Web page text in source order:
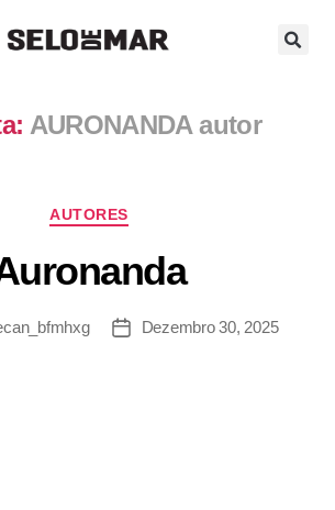
AURONANDA autor
AUTORES
Dezembro 30, 2025